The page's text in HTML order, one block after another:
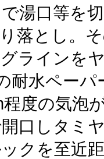
湯口等を
落とし。
ラインを
耐水ペー
度の気泡
口しタミ
クを至近